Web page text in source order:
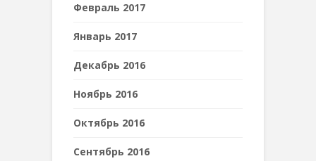
Февраль 2017
Январь 2017
Декабрь 2016
Ноябрь 2016
Октябрь 2016
Сентябрь 2016